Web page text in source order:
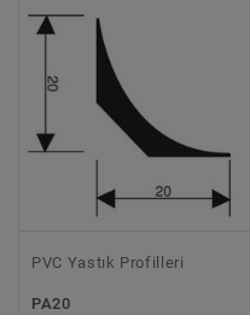
PVC Yastık Profilleri
PA20